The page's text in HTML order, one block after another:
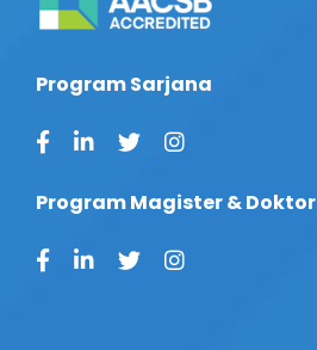
Program Sarjana
Program Magister & Doktor